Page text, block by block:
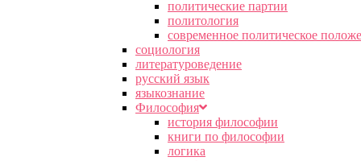
политические партии
политология
современное политическое
социология
литературоведение
русский язык
языкознание
Философия
история философии
книги по философии
логика